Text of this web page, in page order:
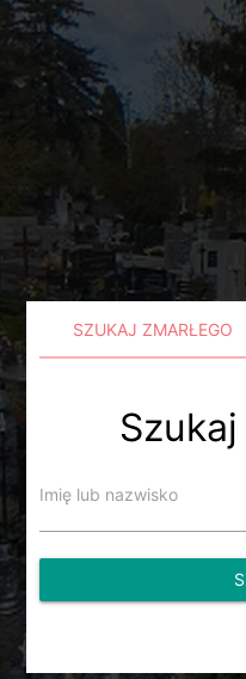
SZUKAJ ZMARŁEGO
Szukaj
Imię lub nazwisko